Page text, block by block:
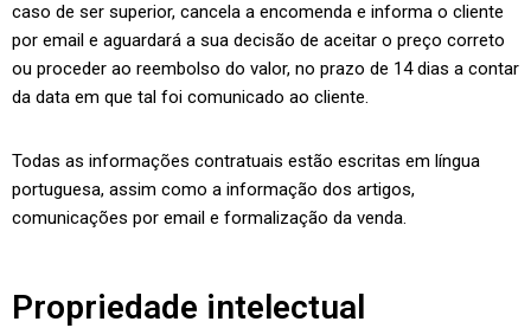
caso de ser superior, cancela a encomenda e informa o cliente
por email e aguardará a sua decisão de aceitar o preço correto
ou proceder ao reembolso do valor, no prazo de 14 dias a contar
da data em que tal foi comunicado ao cliente.
Todas as informações contratuais estão escritas em língua
portuguesa, assim como a informação dos artigos,
comunicações por email e formalização da venda.
Propriedade intelectual